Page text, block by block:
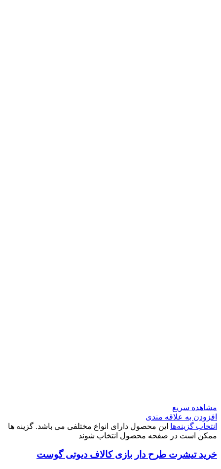
مشاهده سریع
افزودن به علاقه مندی
انتخاب گزینه‌ها این محصول دارای انواع مختلفی می باشد. گزینه ها
ممکن است در صفحه محصول انتخاب شوند
خرید تیشرت طرح دار بازی کالاف دیوتی گوست